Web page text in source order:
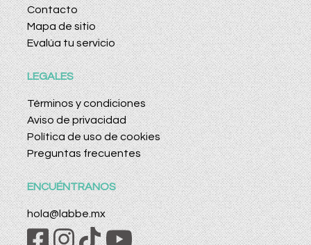
Contacto
Mapa de sitio
Evalúa tu servicio
LEGALES
Términos y condiciones
Aviso de privacidad
Política de uso de cookies
Preguntas frecuentes
ENCUÉNTRANOS
hola@labbe.mx